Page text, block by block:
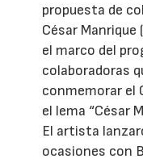
propuesta de
César Manrique
el marco del
colaboradoras
conmemorar el
el lema “César
El artista
ocasiones con